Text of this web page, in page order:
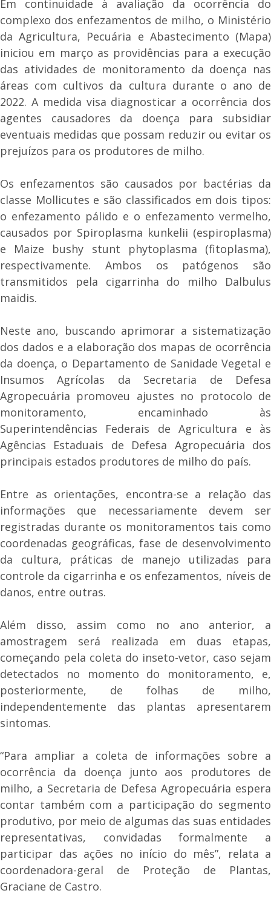
Em continuidade à avaliação da ocorrência do
complexo dos enfezamentos de milho, o Ministério
da Agricultura, Pecuária e Abastecimento (Mapa)
iniciou em março as providências para a execução
das atividades de monitoramento da doença nas
áreas com cultivos da cultura durante o ano de
2022. A medida visa diagnosticar a ocorrência dos
agentes causadores da doença para subsidiar
eventuais medidas que possam reduzir ou evitar os
prejuízos para os produtores de milho.
Os enfezamentos são causados por bactérias da
classe Mollicutes e são classificados em dois tipos:
o enfezamento pálido e o enfezamento vermelho,
causados por Spiroplasma kunkelii (espiroplasma)
e Maize bushy stunt phytoplasma (fitoplasma),
respectivamente. Ambos os patógenos são
transmitidos pela cigarrinha do milho Dalbulus
maidis.
Neste ano, buscando aprimorar a sistematização
dos dados e a elaboração dos mapas de ocorrência
da doença, o Departamento de Sanidade Vegetal e
Insumos Agrícolas da Secretaria de Defesa
Agropecuária promoveu ajustes no protocolo de
monitoramento, encaminhado às
Superintendências Federais de Agricultura e às
Agências Estaduais de Defesa Agropecuária dos
principais estados produtores de milho do país.
Entre as orientações, encontra-se a relação das
informações que necessariamente devem ser
registradas durante os monitoramentos tais como
coordenadas geográficas, fase de desenvolvimento
da cultura, práticas de manejo utilizadas para
controle da cigarrinha e os enfezamentos, níveis de
danos, entre outras.
Além disso, assim como no ano anterior, a
amostragem será realizada em duas etapas,
começando pela coleta do inseto-vetor, caso sejam
detectados no momento do monitoramento, e,
posteriormente, de folhas de milho,
independentemente das plantas apresentarem
sintomas.
“Para ampliar a coleta de informações sobre a
ocorrência da doença junto aos produtores de
milho, a Secretaria de Defesa Agropecuária espera
contar também com a participação do segmento
produtivo, por meio de algumas das suas entidades
representativas, convidadas formalmente a
participar das ações no início do mês”, relata a
coordenadora-geral de Proteção de Plantas,
Graciane de Castro.